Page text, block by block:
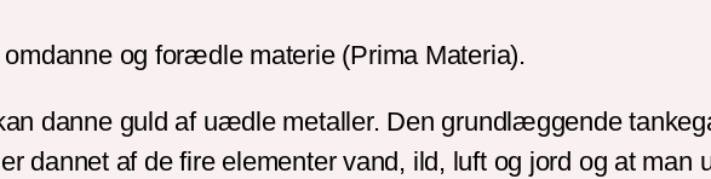
og forædle materie (Prima Materia).
danne guld af uædle metaller. Den grundlæggende
dannet af de fire elementer vand, ild, luft og jord og at man